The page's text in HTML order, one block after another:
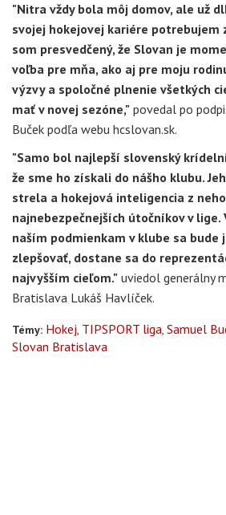
"Nitra vždy bola môj domov, ale už
svojej hokejovej kariére potrebujem
som presvedčený, že Slovan je
voľba pre mňa, ako aj pre moju
výzvy a spoločné plnenie všetkých
mať v novej sezóne," povedal po
Buček podľa webu hcslovan.sk.
"Samo bol najlepší slovenský
že sme ho získali do nášho klubu.
strela a hokejová inteligencia z
najnebezpečnejších útočníkov v lige.
naším podmienkam v klube sa
zlepšovať, dostane sa do
najvyšším cieľom." uviedol generálny
Bratislava Lukáš Havlíček.
Témy: Hokej TIPSPORT liga Samuel
Slovan Bratislava